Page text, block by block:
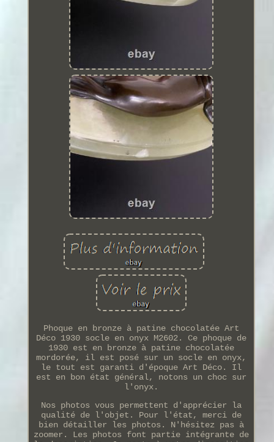
Phoque en bronze à patine chocolatée Art
Déco 1930 socle en onyx M2602. Ce phoque de
1930 est en bronze à patine chocolatée
mordorée, il est posé sur un socle en onyx,
le tout est garanti d'époque Art Déco. Il
est en bon état général, notons un choc sur
l'onyx.
Nos photos vous permettent d'apprécier la
qualité de l'objet. Pour l'état, merci de
bien détailler les photos. N'hésitez pas à
zoomer. Les photos font partie intégrante de